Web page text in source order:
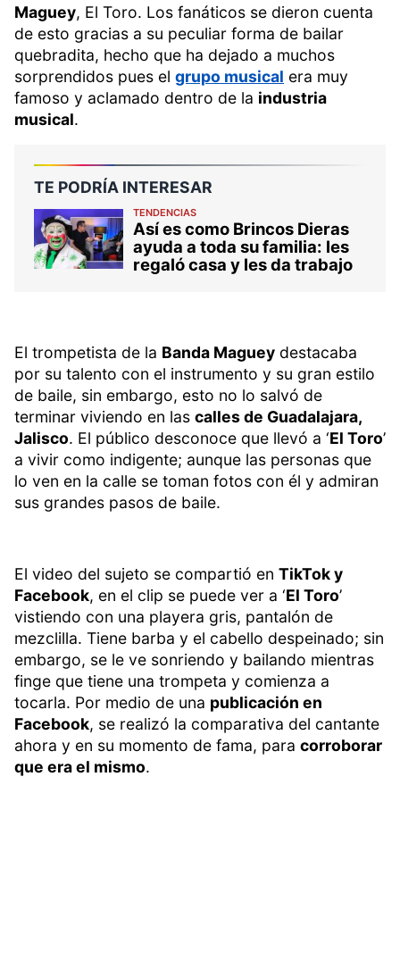
Maguey, El Toro. Los fanáticos se dieron cuenta
de esto gracias a su peculiar forma de bailar
quebradita, hecho que ha dejado a muchos
sorprendidos pues el grupo musical era muy
famoso y aclamado dentro de la industria
musical.
TE PODRÍA INTERESAR
TENDENCIAS
Así es como Brincos Dieras
ayuda a toda su familia: les
regaló casa y les da trabajo
El trompetista de la Banda Maguey destacaba
por su talento con el instrumento y su gran estilo
de baile, sin embargo, esto no lo salvó de
terminar viviendo en las calles de Guadalajara,
Jalisco. El público desconoce que llevó a ‘El Toro’
a vivir como indigente; aunque las personas que
lo ven en la calle se toman fotos con él y admiran
sus grandes pasos de baile.
El video del sujeto se compartió en TikTok y
Facebook, en el clip se puede ver a ‘El Toro’
vistiendo con una playera gris, pantalón de
mezclilla. Tiene barba y el cabello despeinado; sin
embargo, se le ve sonriendo y bailando mientras
finge que tiene una trompeta y comienza a
tocarla. Por medio de una publicación en
Facebook, se realizó la comparativa del cantante
ahora y en su momento de fama, para corroborar
que era el mismo.